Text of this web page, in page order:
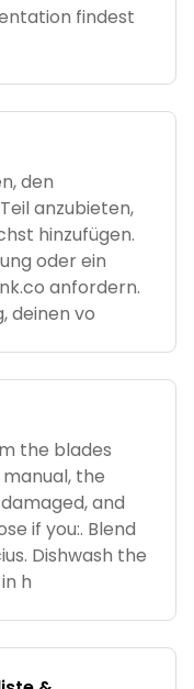
findest
den
anzubieten,
hinzufügen.
oder ein
anfordern.
deinen vo
the blades
the
and
if you:. Blend
Dishwash the
h